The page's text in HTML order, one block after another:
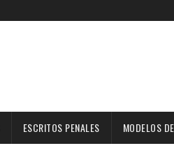
ESCRITOS PENALES MODELOS